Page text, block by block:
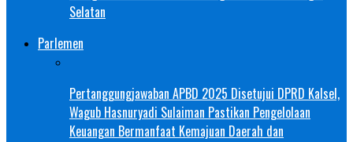
Selatan
Parlemen
Pertanggungjawaban APBD 2025 Disetujui DPRD Kalsel,
Wagub Hasnuryadi Sulaiman Pastikan Pengelolaan
Keuangan Bermanfaat Kemajuan Daerah dan